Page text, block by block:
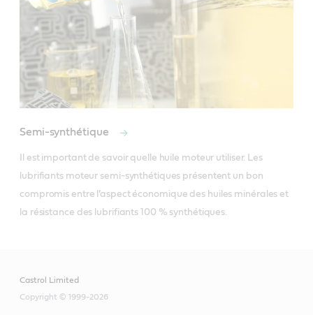
Semi-synthétique
Il est important de savoir quelle huile moteur utiliser. Les
lubrifiants moteur semi-synthétiques présentent un bon
compromis entre l’aspect économique des huiles minérales et
la résistance des lubrifiants 100 % synthétiques.
Castrol Limited
Copyright © 1999-2026